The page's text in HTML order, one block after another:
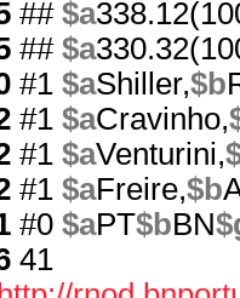
## $a
## $a
#1 $aShiller,$b
#1 $aCravinho,
#1 $aVenturini,
#1 $aFreire,$b
#0 $aPT$bBN
41